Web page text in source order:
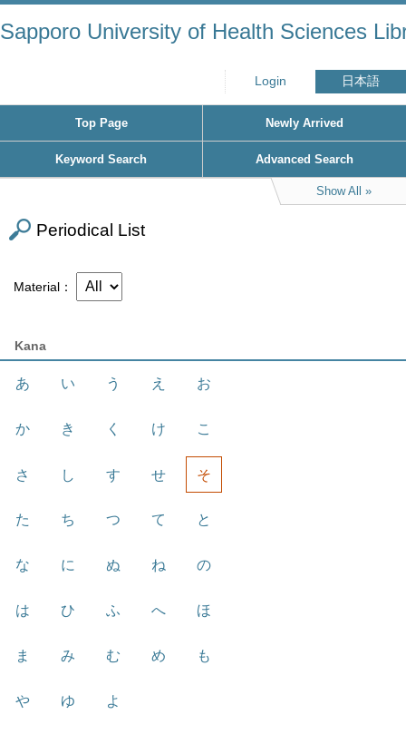
Sapporo University of Health Sciences
Login 日本語
Top Page Newly Arrived
Keyword Search Advanced Search
Show All
Periodical List
Material
Kana
あ い う え お
か き く け こ
さ し す せ そ
た ち つ て と
な に ぬ ね の
は ひ ふ へ ほ
ま み む め も
や ゆ よ